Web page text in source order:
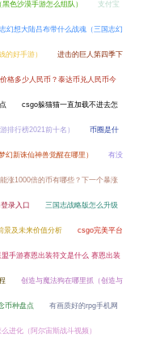
色沙漠手游怎么组队） 支付宝
幻想大陆吕布带什么战魂（三国志幻
的好手游） 进击的巨人第四季下
格多少人民币？泰达币兑人民币今
csgo躲猫猫一直加载不进去怎
排行榜2021前十名） 币圈是什
幻新诛仙神兽觉醒在哪里） 有没
涨1000倍的币有哪些？下一个暴涨
录入口 三国志战略版怎么升级
景及未来价值分析 csgo完美平台
盟手游赛恩出装符文是什么 赛恩出装
创造与魔法狗在哪里抓（创造与
币种盘点 有画质好的rpg手机网
进化（阿尔宙斯战斗视频）